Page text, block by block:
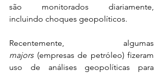
são monitorados diariamente,
incluindo choques geopolíticos.
majors (empresas de petróleo) fizeram
uso de análises geopolíticas para